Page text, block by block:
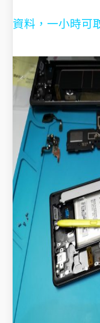
資料，一小時可